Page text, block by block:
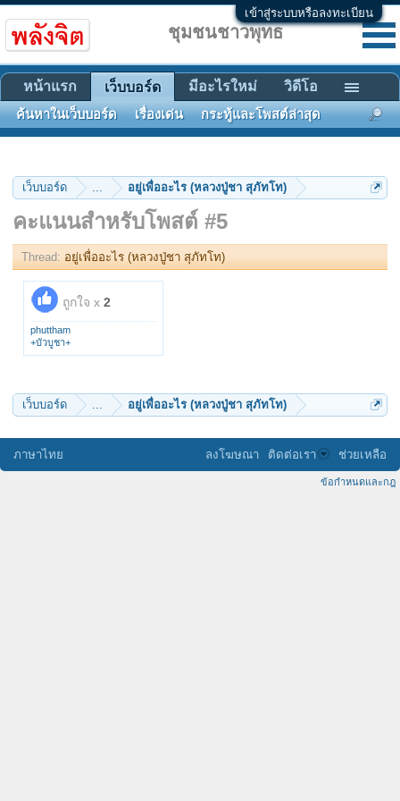
เข้าสู่ระบบหรือลงทะเบียน
เว็บบอร์ด ... อยู่เพื่ออะไร (หลวงปู่ชา สุภัทโท)
คะแนนสำหรับโพสต์ #5
Thread: อยู่เพื่ออะไร (หลวงปู่ชา สุภัทโท)
ถูกใจ x 2
phuttham
+บัวบูชา+
เว็บบอร์ด ... อยู่เพื่ออะไร (หลวงปู่ชา สุภัทโท)
ชุมชนชาวพุทธ
หน้าแรก เว็บบอร์ด
ค้นหาในเว็บบอร์ด เรื่องเด่น กระทู้และโพสต์ล่าสุด
มีอะไรใหม่ วิดีโอ
ภาษาไทย ลงโฆษณา ติดต่อเรา ช่วยเหลือ
ข้อกำหนดและกฎ